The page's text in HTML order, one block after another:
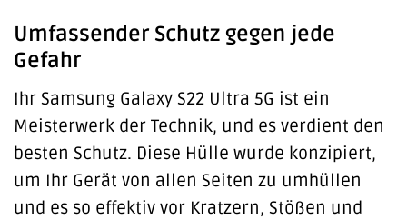
Umfassender Schutz gegen jede
Gefahr
Ihr Samsung Galaxy S22 Ultra 5G ist ein
Meisterwerk der Technik, und es verdient den
besten Schutz. Diese Hülle wurde konzipiert,
um Ihr Gerät von allen Seiten zu umhüllen
und es so effektiv vor Kratzern, Stößen und